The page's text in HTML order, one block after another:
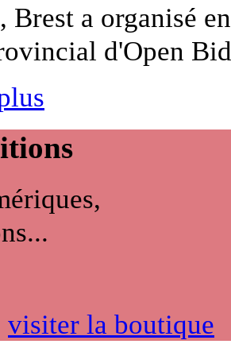
Brest a organisé
d'Open
visiter la boutique